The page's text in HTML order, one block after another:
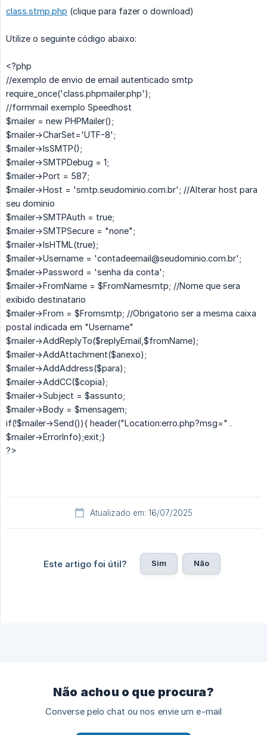
class.stmp.php (clique para fazer o download)
Utilize o seguinte código abaixo:
<?php
//exemplo de envio de email autenticado smtp
require_once('class.phpmailer.php');
//formmail exemplo Speedhost
$mailer = new PHPMailer();
$mailer->CharSet='UTF-8';
$mailer->IsSMTP();
$mailer->SMTPDebug = 1;
$mailer->Port = 587;
$mailer->Host = 'smtp.seudominio.com.br'; //Alterar host para
seu dominio
$mailer->SMTPAuth = true;
$mailer->SMTPSecure = "none";
$mailer->IsHTML(true);
$mailer->Username = 'contadeemail@seudominio.com.br';
$mailer->Password = 'senha da conta';
$mailer->FromName = $FromNamesmtp; //Nome que sera
exibido destinatario
$mailer->From = $Fromsmtp; //Obrigatorio ser a mesma caixa
postal indicada em "Username"
$mailer->AddReplyTo($replyEmail,$fromName);
$mailer->AddAttachment($anexo);
$mailer->AddAddress($para);
$mailer->AddCC($copia);
$mailer->Subject = $assunto;
$mailer->Body = $mensagem;
if(!$mailer->Send()){ header("Location:erro.php?msg=" .
$mailer->ErrorInfo);exit;}
?>
Atualizado em: 16/07/2025
Este artigo foi útil? Sim Não
Não achou o que procura?
Converse pelo chat ou nos envie um e-mail